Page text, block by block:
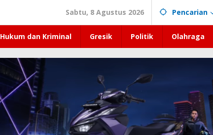
Sabtu, 8 Agustus 2026 Pencarian
Hukum dan Kriminal Gresik Politik Olahraga